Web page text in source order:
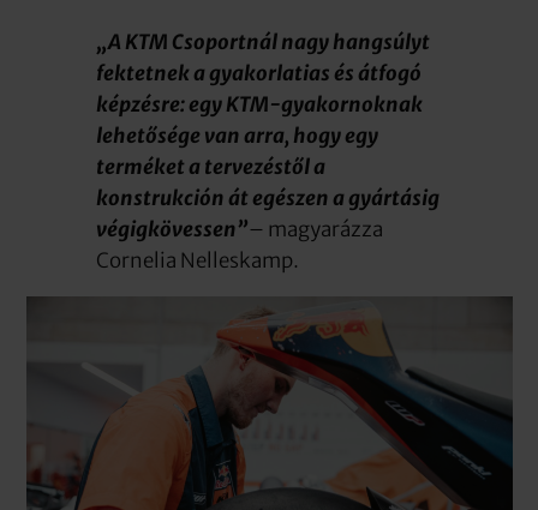
„A KTM Csoportnál nagy hangsúlyt
fektetnek a gyakorlatias és átfogó
képzésre: egy KTM-gyakornoknak
lehetősége van arra, hogy egy
terméket a tervezéstől a
konstrukción át egészen a gyártásig
végigkövessen”– magyarázza
Cornelia Nelleskamp.